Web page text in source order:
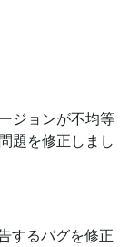
ジョンが不均等
題を修正しまし
するバグを修正